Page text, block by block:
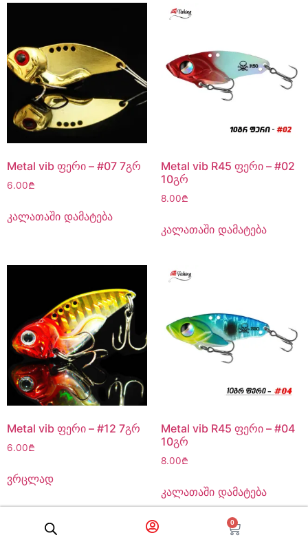
Metal vib ფერი – #07 7გრ
6.00₾
კალათაში დამატება
Metal vib R45 ფერი – #02
10გრ
8.00₾
კალათაში დამატება
Metal vib ფერი – #12 7გრ
6.00₾
ვრცლად
Metal vib R45 ფერი – #04
10გრ
8.00₾
კალათაში დამატება
0